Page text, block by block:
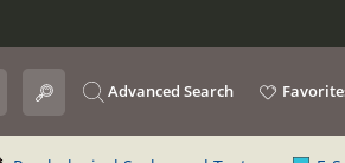
Advanced Search